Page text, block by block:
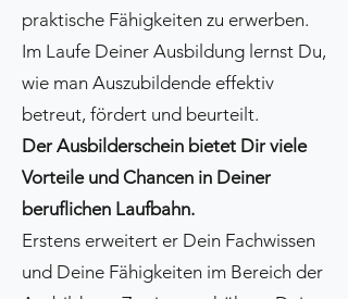
praktische Fähigkeiten zu erwerben.
Im Laufe Deiner Ausbildung lernst Du,
wie man Auszubildende effektiv
betreut, fördert und beurteilt.
Der Ausbilderschein bietet Dir viele
Vorteile und Chancen in Deiner
beruflichen Laufbahn.
Erstens erweitert er Dein Fachwissen
und Deine Fähigkeiten im Bereich der